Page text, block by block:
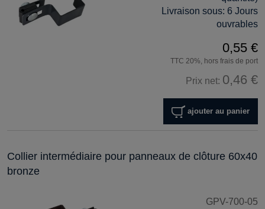
Livraison sous: 6 Jours
ouvrables
0,55 €
TTC 20%, hors frais de port
Prix net: 0,46 €
ajouter au panier
Collier intermédiaire pour panneaux de clôture 60x40
bronze
GPV-700-05